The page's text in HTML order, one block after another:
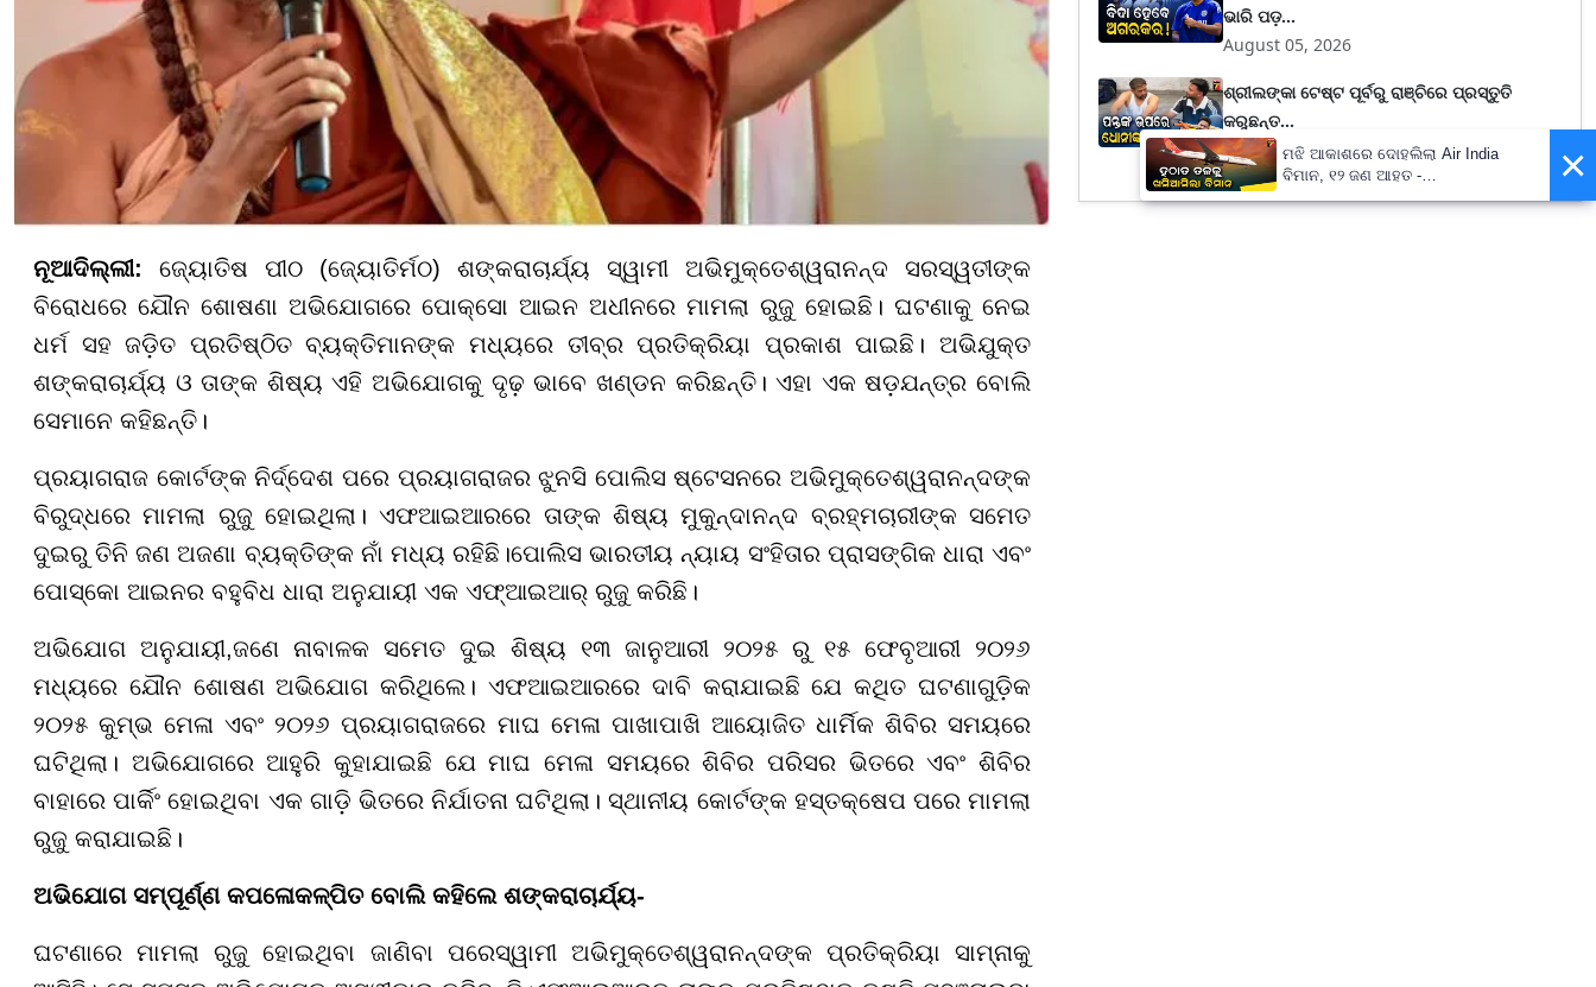
ନୂଆଦିଲ୍ଲୀ: ଜ୍ୟୋତିଷ ପୀଠ (ଜ୍ୟୋତିର୍ମଠ) ଶଙ୍କରାଚାର୍ଯ୍ୟ ସ୍ୱାମୀ ଅଭିମୁକ୍ତେଶ୍ୱରାନନ୍ଦ ସରସ୍ୱତୀଙ୍କ
ବିରୋଧରେ ଯୌନ ଶୋଷଣା ଅଭିଯୋଗରେ ପୋକ୍ସୋ ଆଇନ ଅଧୀନରେ ମାମଲା ରୁଜୁ ହୋଇଛି। ଘଟଣାକୁ ନେଇ
ଧର୍ମ ସହ ଜଡ଼ିତ ପ୍ରତିଷ୍ଠିତ ବ୍ୟକ୍ତିମାନଙ୍କ ମଧ୍ୟରେ ତୀବ୍ର ପ୍ରତିକ୍ରିୟା ପ୍ରକାଶ ପାଇଛି। ଅଭିଯୁକ୍ତ
ଶଙ୍କରାଚାର୍ଯ୍ୟ ଓ ତାଙ୍କ ଶିଷ୍ୟ ଏହି ଅଭିଯୋଗକୁ ଦୃଢ଼ ଭାବେ ଖଣ୍ଡନ କରିଛନ୍ତି। ଏହା ଏକ ଷଡ଼ଯନ୍ତ୍ର ବୋଲି
ସେମାନେ କହିଛନ୍ତି।
ପ୍ରୟାଗରାଜ କୋର୍ଟଙ୍କ ନିର୍ଦ୍ଦେଶ ପରେ ପ୍ରୟାଗରାଜର ଝୁନସି ପୋଲିସ ଷ୍ଟେସନରେ ଅଭିମୁକ୍ତେଶ୍ୱରାନନ୍ଦଙ୍କ
ବିରୁଦ୍ଧରେ ମାମଲା ରୁଜୁ ହୋଇଥିଲା। ଏଫଆଇଆରରେ ତାଙ୍କ ଶିଷ୍ୟ ମୁକୁନ୍ଦାନନ୍ଦ ବ୍ରହ୍ମଚାରୀଙ୍କ ସମେତ
ଦୁଇରୁ ତିନି ଜଣ ଅଜଣା ବ୍ୟକ୍ତିଙ୍କ ନାଁ ମଧ୍ୟ ରହିଛି।ପୋଲିସ ଭାରତୀୟ ନ୍ୟାୟ ସଂହିତାର ପ୍ରାସଙ୍ଗିକ ଧାରା ଏବଂ
ପୋସ୍କୋ ଆଇନର ବହୁବିଧ ଧାରା ଅନୁଯାୟୀ ଏକ ଏଫ୍ଆଇଆର୍ ରୁଜୁ କରିଛି।
ଅଭିଯୋଗ ଅନୁଯାୟୀ,ଜଣେ ନାବାଳକ ସମେତ ଦୁଇ ଶିଷ୍ୟ ୧୩ ଜାନୁଆରୀ ୨୦୨୫ ରୁ ୧୫ ଫେବୃଆରୀ ୨୦୨୬
ମଧ୍ୟରେ ଯୌନ ଶୋଷଣ ଅଭିଯୋଗ କରିଥିଲେ। ଏଫଆଇଆରରେ ଦାବି କରାଯାଇଛି ଯେ କଥିତ ଘଟଣାଗୁଡ଼ିକ
୨୦୨୫ କୁମ୍ଭ ମେଳା ଏବଂ ୨୦୨୬ ପ୍ରୟାଗରାଜରେ ମାଘ ମେଳା ପାଖାପାଖି ଆୟୋଜିତ ଧାର୍ମିକ ଶିବିର ସମୟରେ
ଘଟିଥିଲା। ଅଭିଯୋଗରେ ଆହୁରି କୁହାଯାଇଛି ଯେ ମାଘ ମେଳା ସମୟରେ ଶିବିର ପରିସର ଭିତରେ ଏବଂ ଶିବିର
ବାହାରେ ପାର୍କିଂ ହୋଇଥିବା ଏକ ଗାଡ଼ି ଭିତରେ ନିର୍ଯାତନା ଘଟିଥିଲା। ସ୍ଥାନୀୟ କୋର୍ଟଙ୍କ ହସ୍ତକ୍ଷେପ ପରେ ମାମଲା
ରୁଜୁ କରାଯାଇଛି।
ଅଭିଯୋଗ ସମ୍ପୂର୍ଣ୍ଣ କପଳୋକଳ୍ପିତ ବୋଲି କହିଲେ ଶଙ୍କରାଚାର୍ଯ୍ୟ-
ଘଟଣାରେ ମାମଲା ରୁଜୁ ହୋଇଥିବା ଜାଣିବା ପରେସ୍ୱାମୀ ଅଭିମୁକ୍ତେଶ୍ୱରାନନ୍ଦଙ୍କ ପ୍ରତିକ୍ରିୟା ସାମ୍ନାକୁ
ଭାରି ପଡ଼...
August 05, 2026
ଶ୍ରୀଲଙ୍କା ଟେଷ୍ଟ ପୂର୍ବରୁ ରାଞ୍ଚିରେ ପ୍ରସ୍ତୁତି
କରୁଛନ୍ତ...
August 04, 2026
×
ମଝି ଆକାଶରେ ଦୋହଲିଲା Air India
ବିମାନ, ୧୨ ଜଣ ଆହତ -